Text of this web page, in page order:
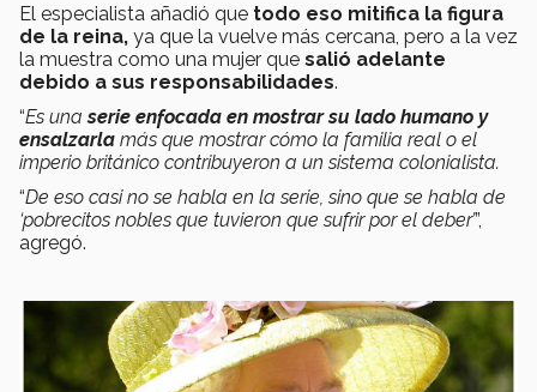
El especialista añadió que todo eso mitifica la figura
de la reina, ya que la vuelve más cercana, pero a la vez
la muestra como una mujer que salió adelante
debido a sus responsabilidades.
“Es unaserie enfocada en mostrar su lado humano y
ensalzarla más que mostrar cómo la familia real o el
imperio británico contribuyeron a un sistema colonialista.
“De eso casi no se habla en la serie, sino que se habla de
‘pobrecitos nobles que tuvieron que sufrir por el deber’”,
agregó.